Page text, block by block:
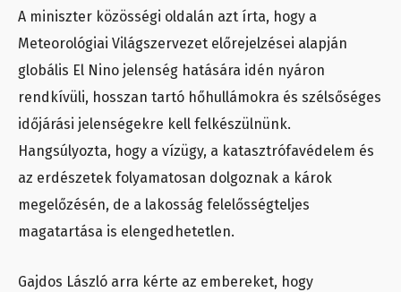
A miniszter közösségi oldalán azt írta, hogy a
Meteorológiai Világszervezet előrejelzései alapján
globális El Nino jelenség hatására idén nyáron
rendkívüli, hosszan tartó hőhullámokra és szélsőséges
időjárási jelenségekre kell felkészülnünk.
Hangsúlyozta, hogy a vízügy, a katasztrófavédelem és
az erdészetek folyamatosan dolgoznak a károk
megelőzésén, de a lakosság felelősségteljes
magatartása is elengedhetetlen.
Gajdos László arra kérte az embereket, hogy